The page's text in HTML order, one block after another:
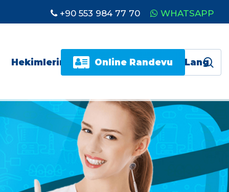
+90 553 984 77 70 WHATSAPP
Hekimlerimiz İletişim Lang
Online Randevu